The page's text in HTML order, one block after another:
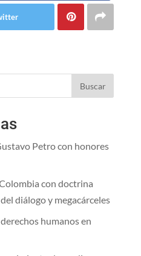
Buscar
Petro con honores
con doctrina
diálogo y megacárceles
humanos en